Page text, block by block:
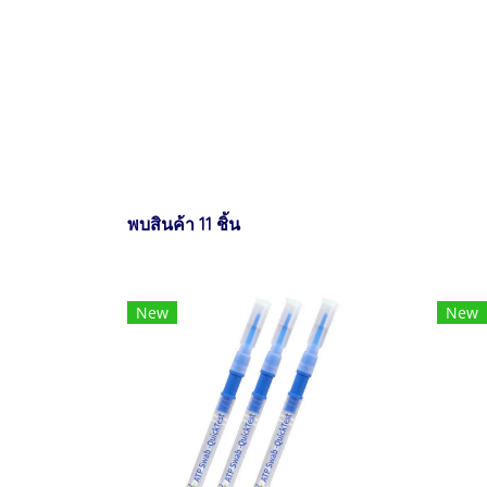
พบสินค้า 11 ชิ้น
New New